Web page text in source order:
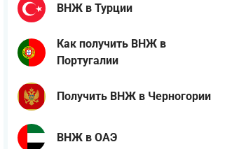
ВНЖ в Турции
Как получить ВНЖ в
Португалии
Получить ВНЖ в Черногории
ВНЖ в ОАЭ